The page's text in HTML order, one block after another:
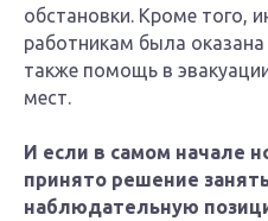
обстановки. Кроме того,
работникам была
также помощь в
мест.
И если в самом начале
принято решение
наблюдательную